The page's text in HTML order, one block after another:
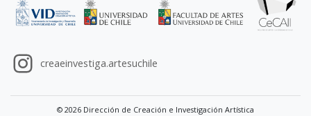
creaeinvestiga.artesuchile
© 2026 Dirección de Creación e Investigación Artística